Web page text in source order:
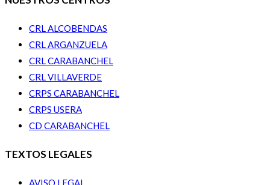
CRL ALCOBENDAS
CRL ARGANZUELA
CRL CARABANCHEL
CRL VILLAVERDE
CRPS CARABANCHEL
CRPS USERA
CD CARABANCHEL
TEXTOS LEGALES
AVISO LEGAL